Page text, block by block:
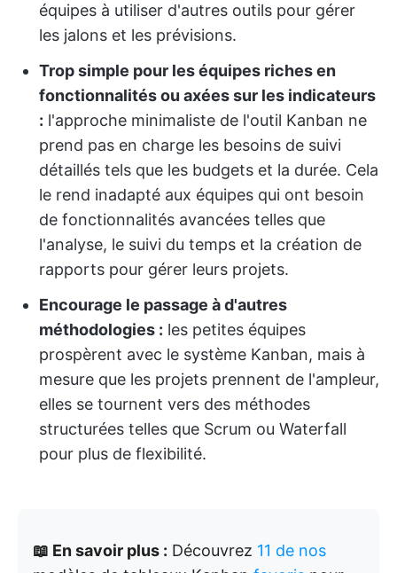
équipes à utiliser d'autres outils pour gérer
les jalons et les prévisions.
Trop simple pour les équipes riches en
fonctionnalités ou axées sur les indicateurs
: l'approche minimaliste de l'outil Kanban ne
prend pas en charge les besoins de suivi
détaillés tels que les budgets et la durée. Cela
le rend inadapté aux équipes qui ont besoin
de fonctionnalités avancées telles que
l'analyse, le suivi du temps et la création de
rapports pour gérer leurs projets.
Encourage le passage à d'autres
méthodologies : les petites équipes
prospèrent avec le système Kanban, mais à
mesure que les projets prennent de l'ampleur,
elles se tournent vers des méthodes
structurées telles que Scrum ou Waterfall
pour plus de flexibilité.
📖 En savoir plus : Découvrez 11 de nos